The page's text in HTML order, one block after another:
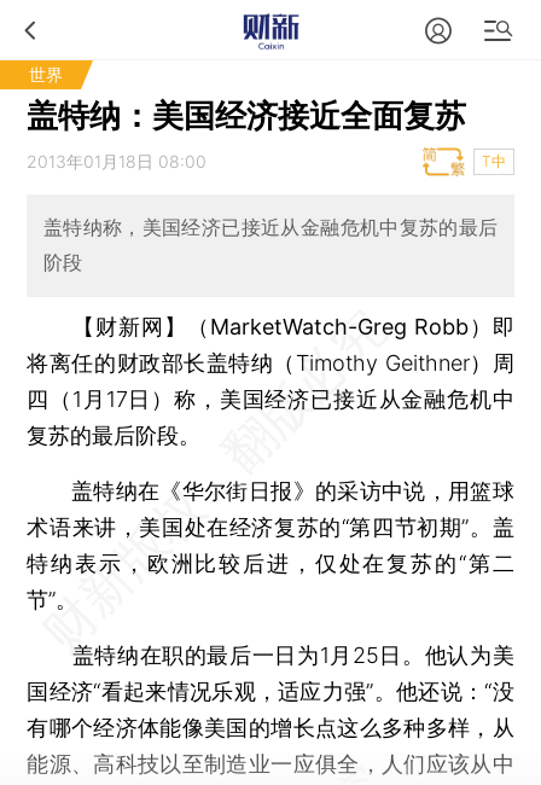
世界
盖特纳：美国经济接近全面复苏
2013年01月18日 08:00 T中
盖特纳称，美国经济已接近从金融危机中复苏的最后
阶段
【财新网】（MarketWatch-Greg Robb） 即
将离任的财政部长盖特纳（Timothy Geithner）周
四（1月17日）称，美国经济已接近从金融危机中
复苏的最后阶段。
盖特纳在《华尔街日报》的采访中说，用篮球
术语来讲，美国处在经济复苏的“第四节初期”。盖
特纳表示，欧洲比较后进，仅处在复苏的“第二
节”。
盖特纳在职的最后一日为1月25日。他认为美
国经济“看起来情况乐观，适应力强”。他还说：“没
有哪个经济体能像美国的增长点这么多种多样，从
能源、高科技以至制造业一应俱全，人们应该从中